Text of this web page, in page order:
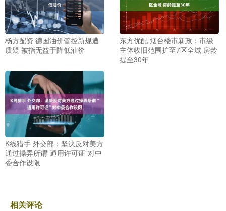
杨方配资 德国油价管控新规遭
质疑 被指无益于降低油价
东方优配 烟台楼市新政：市级
主体收旧范围扩至7区全域 房龄
提至30年
K线猎手 外交部：坚决反对美方
通过操弄所谓“通用许可证”对中
委合作设限
相关评论